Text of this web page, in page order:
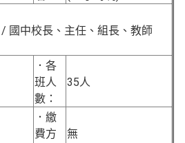
國中校長、主任、組長、教師
．各
班人
數：
35人
．繳
費方
無